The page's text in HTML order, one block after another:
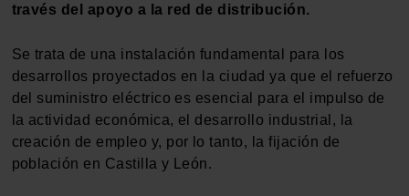
través del apoyo a la red de distribución.
Se trata de una instalación fundamental para los
desarrollos proyectados en la ciudad ya que el refuerzo
del suministro eléctrico es esencial para el impulso de
la actividad económica, el desarrollo industrial, la
creación de empleo y, por lo tanto, la fijación de
población en Castilla y León.